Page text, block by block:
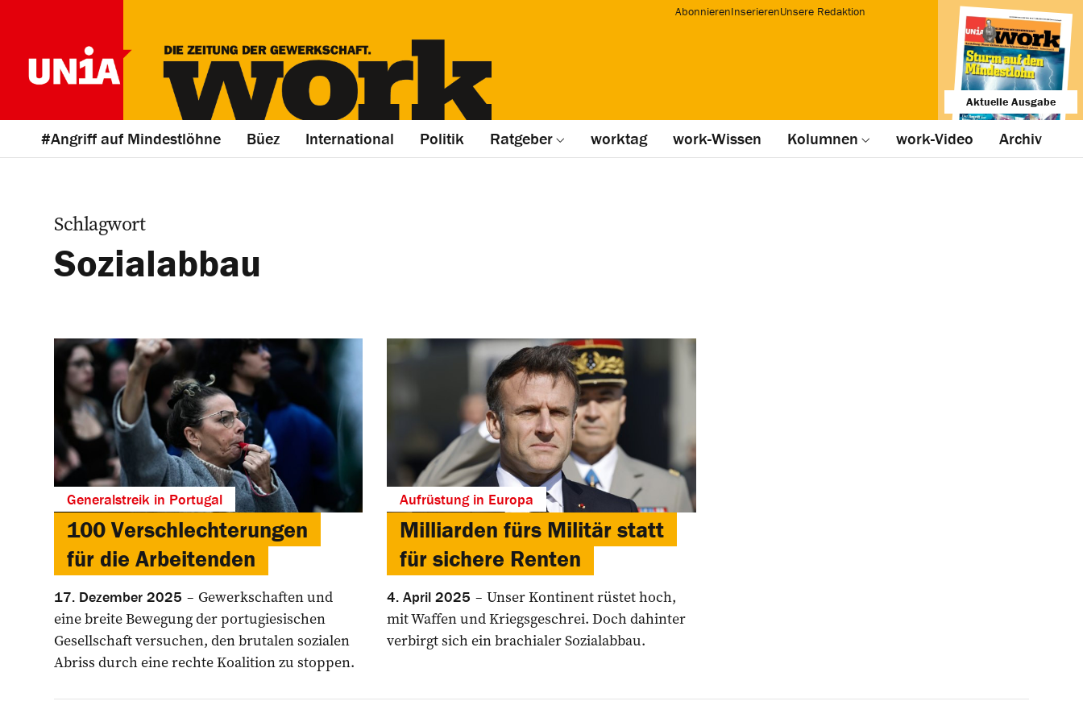
AbonnierenInserierenUnsere Redaktion
Aktuelle Ausgabe
#Angriff auf Mindestlöhne Büez International Politik Ratgeber worktag work-Wissen Kolumnen work-Video Archiv
Schlagwort
Sozialabbau
Generalstreik in Portugal
100 Verschlechterungen
für die Arbeitenden
17. Dezember 2025
Gewerkschaften und
eine breite Bewegung der portugiesischen
Gesellschaft versuchen, den brutalen sozialen
Abriss durch eine rechte Koalition zu stoppen.
Aufrüstung in Europa
Milliarden fürs Militär statt
für sichere Renten
4. April 2025
Unser Kontinent rüstet hoch,
mit Waffen und Kriegsgeschrei. Doch dahinter
verbirgt sich ein brachialer Sozialabbau.